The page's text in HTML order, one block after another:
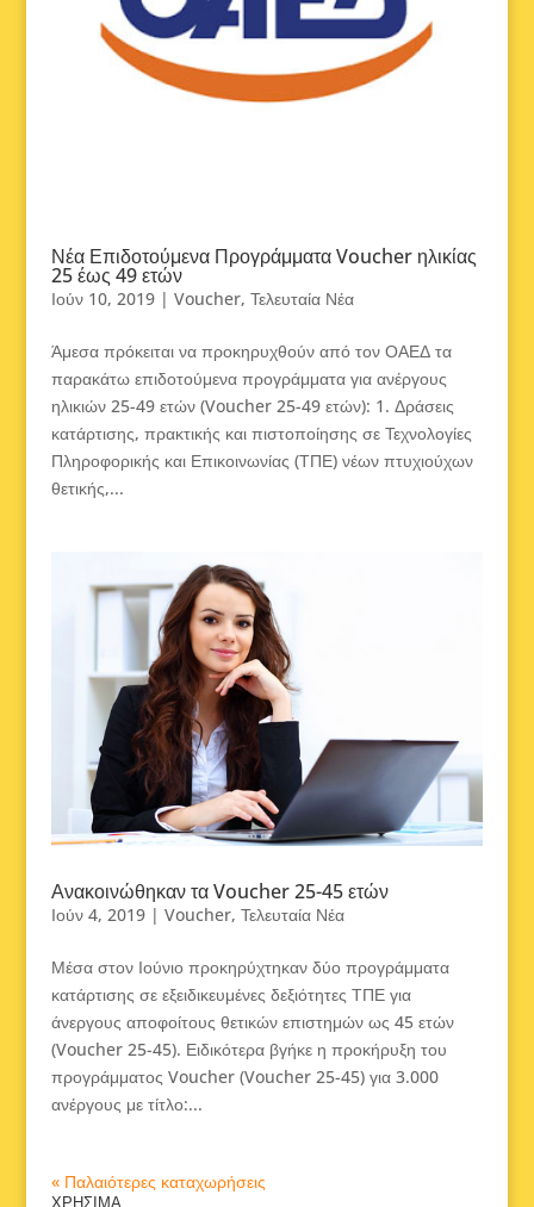
Νέα Επιδοτούμενα Προγράμματα Voucher ηλικίας
25 έως 49 ετών
Ιούν 10, 2019| Voucher, Τελευταία Νέα
Άμεσα πρόκειται να προκηρυχθούν από τον ΟΑΕΔ τα
παρακάτω επιδοτούμενα προγράμματα για ανέργους
ηλικιών 25-49 ετών (Voucher 25-49 ετών): 1. Δράσεις
κατάρτισης, πρακτικής και πιστοποίησης σε Τεχνολογίες
Πληροφορικής και Επικοινωνίας (ΤΠΕ) νέων πτυχιούχων
θετικής,...
Ανακοινώθηκαν τα Voucher 25-45 ετών
Ιούν 4, 2019| Voucher, Τελευταία Νέα
Μέσα στον Ιούνιο προκηρύχτηκαν δύο προγράμματα
κατάρτισης σε εξειδικευμένες δεξιότητες ΤΠΕ για
άνεργους αποφοίτους θετικών επιστημών ως 45 ετών
(Voucher 25-45). Ειδικότερα βγήκε η προκήρυξη του
προγράμματος Voucher (Voucher 25-45) για 3.000
ανέργους με τίτλο:...
« Παλαιότερες καταχωρήσεις